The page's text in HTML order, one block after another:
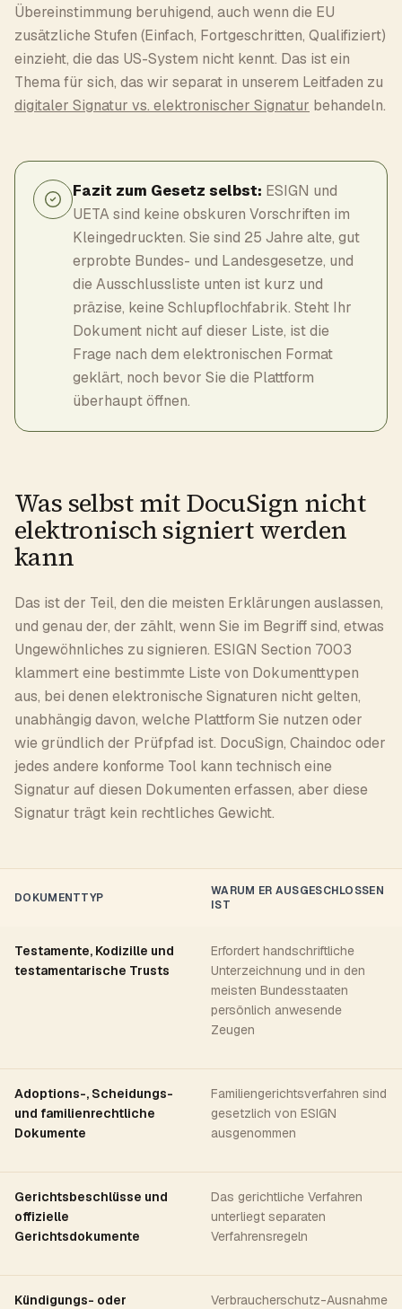
Übereinstimmung beruhigend, auch wenn die EU
zusätzliche Stufen (Einfach, Fortgeschritten, Qualifiziert)
einzieht, die das US-System nicht kennt. Das ist ein
Thema für sich, das wir separat in unserem Leitfaden zu
digitaler Signatur vs. elektronischer Signatur behandeln.
Fazit zum Gesetz selbst: ESIGN und
UETA sind keine obskuren Vorschriften im
Kleingedruckten. Sie sind 25 Jahre alte, gut
erprobte Bundes- und Landesgesetze, und
die Ausschlussliste unten ist kurz und
präzise, keine Schlupflochfabrik. Steht Ihr
Dokument nicht auf dieser Liste, ist die
Frage nach dem elektronischen Format
geklärt, noch bevor Sie die Plattform
überhaupt öffnen.
Was selbst mit DocuSign nicht
elektronisch signiert werden
kann
Das ist der Teil, den die meisten Erklärungen auslassen,
und genau der, der zählt, wenn Sie im Begriff sind, etwas
Ungewöhnliches zu signieren. ESIGN Section 7003
klammert eine bestimmte Liste von Dokumenttypen
aus, bei denen elektronische Signaturen nicht gelten,
unabhängig davon, welche Plattform Sie nutzen oder
wie gründlich der Prüfpfad ist. DocuSign, Chaindoc oder
jedes andere konforme Tool kann technisch eine
Signatur auf diesen Dokumenten erfassen, aber diese
Signatur trägt kein rechtliches Gewicht.
DOKUMENTTYP
WARUM ER AUSGESCHLOSSEN
IST
Testamente, Kodizille und
testamentarische Trusts
Erfordert handschriftliche
Unterzeichnung und in den
meisten Bundesstaaten
persönlich anwesende
Zeugen
Adoptions-, Scheidungs-
und familienrechtliche
Dokumente
Familiengerichtsverfahren sind
gesetzlich von ESIGN
ausgenommen
Gerichtsbeschlüsse und
offizielle
Gerichtsdokumente
Das gerichtliche Verfahren
unterliegt separaten
Verfahrensregeln
Kündigungs- oder
Verbraucherschutz-Ausnahme